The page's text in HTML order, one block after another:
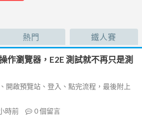
熱門 鐵人賽
作瀏覽器，E2E 測試就不再只是測
開啟預覽站、登入、點完流程，最後附上
時前 0個留言